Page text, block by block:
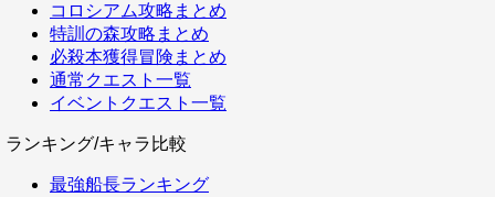
コロシアム攻略まとめ
特訓の森攻略まとめ
必殺本獲得冒険まとめ
通常クエスト一覧
イベントクエスト一覧
ランキング/キャラ比較
最強船長ランキング